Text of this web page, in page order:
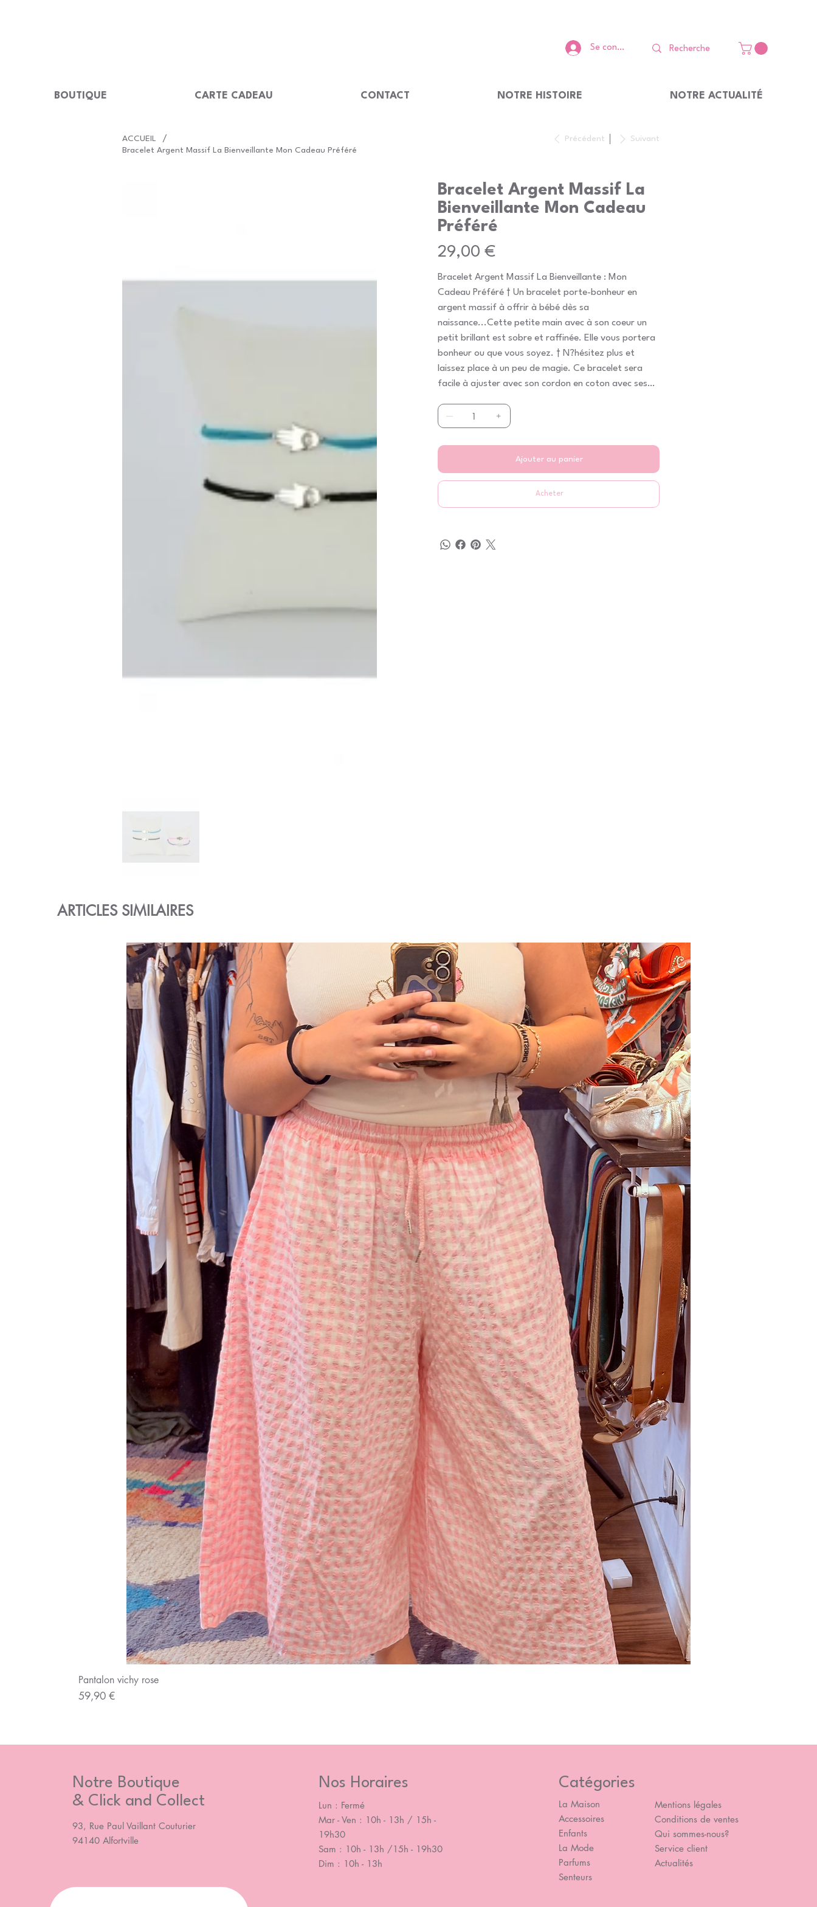
Se connecter
BOUTIQUE CARTE CADEAU CONTACT NOTRE HISTOIRE NOTRE ACTUALITÉ
ACCUEIL /
Bracelet Argent Massif La Bienveillante Mon Cadeau Préféré
Précédent Suivant
Bracelet Argent Massif La
Bienveillante Mon Cadeau
Préféré
Prix
29,00 €
Bracelet Argent Massif La Bienveillante : Mon
Cadeau Préféré † Un bracelet porte-bonheur en
argent massif à offrir à bébé dès sa
naissance...Cette petite main avec à son coeur un
petit brillant est sobre et raffinée. Elle vous portera
bonheur ou que vous soyez. † N?hésitez plus et
laissez place à un peu de magie. Ce bracelet sera
facile à ajuster avec son cordon en coton avec ses
Préféré a trouvé sa place dans le monde de la
personnalisation avec sa gamme originale de bijoux.
† Enfants, parents et grands-parents ont déja été
séduits par ses bijoux personnalisés en nacre et en
argent massif.†Dimension : 1,5x0.8 cm. Création
franÁaise Mon Cadeau Préféré Æ
Ajouter au panier
Acheter
ARTICLES SIMILAIRES
Pantalon vichy rose
Prix
59,90 €
Notre Boutique
& Click and Collect
93, Rue Paul Vaillant Couturier
94140 Alfortville
Nos Horaires
Lun : Fermé
Mar - Ven : 10h - 13h / 15h -
19h30
Sam : 10h - 13h /15h - 19h30
Dim : 10h - 13h
Catégories
La Maison
Accessoires
Enfants
La Mode
Parfums
Senteurs
Mentions légales
Conditions de ventes
Qui sommes-nous?
Service client
Actualités